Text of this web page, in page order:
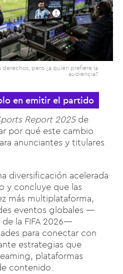
derechos, pero ¿a quién prefiere la
audiencia?
en emitir el partido
Report 2025de
por qué este cambio
anunciantes y titulares
diversificación acelerada
y concluye que las
más multiplataforma,
eventos globales —
la FIFA 2026—
para conectar con
estrategias que
plataformas
contenido.